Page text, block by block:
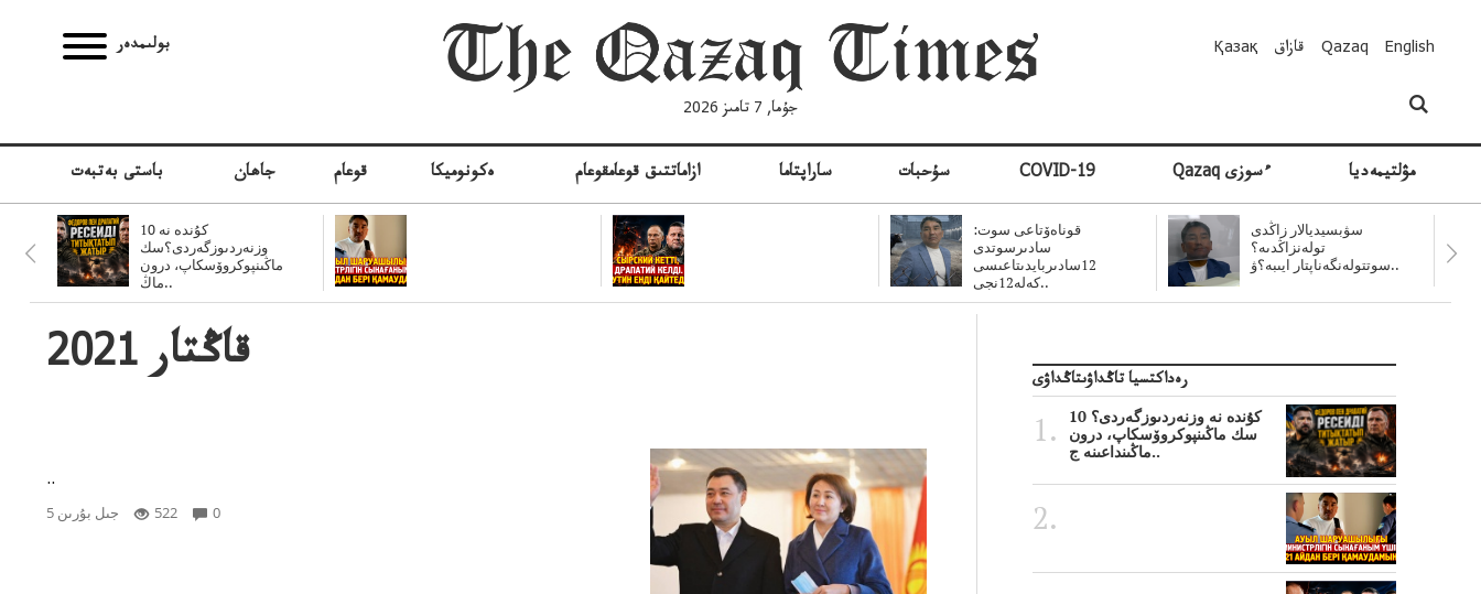
بولىمدەر
جۇما, 7 تامىز 2026
Қазақ قازاق Qazaq English
باستى بەتبەت جاھان قوعام ەكونوميكا ازاماتتىق قوعامقوعام ساراپتاما سۇحبات COVID-19 Qazaq ءسوزى مۋلتيمەديا
10 كۇندە نە
وزنەردىوزگەردى؟سك
ماڭىنپوكروۆسكاپ، درون
ماڭ..
قوناەۆتاعى سوت:
سادىرسوتدى
12سادىربايدىتاعىسى
كەلە12نجى..
سۋبسيديالار زاڭدى
تولەنزاڭدىە؟
سوتتولەنگەناپتار ايىبە؟ۋ..
2021 قاڭتار
..
5 جىل بۇرىن 522 0
رەداكتسيا تاڭداۋىتاڭداۋى
10 كۇندە نە وزنەردىوزگەردى؟
سك ماڭىنپوكروۆسكاپ، درون
ماڭىنداعىنە ج..